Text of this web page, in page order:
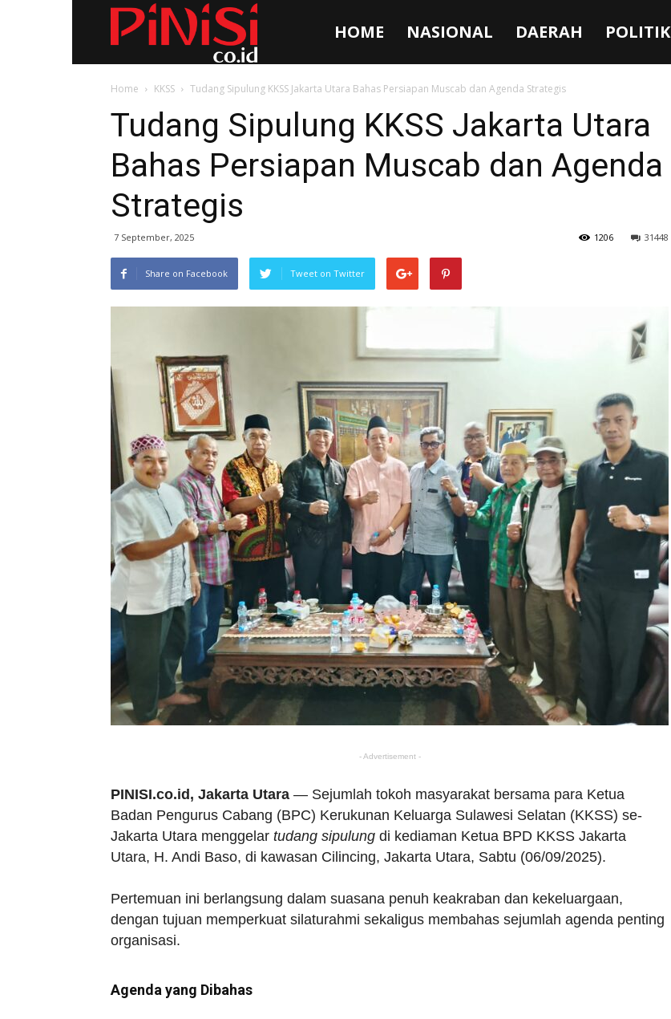
HOME NASIONAL DAERAH POLITIK
Home KKSS Tudang Sipulung KKSS Jakarta Utara Bahas Persiapan Muscab dan Agenda Strategis
Tudang Sipulung KKSS Jakarta Utara
Bahas Persiapan Muscab dan Agenda
Strategis
7 September, 2025 31448
1206
Share on Facebook Tweet on Twitter
- Advertisement -
PINISI.co.id, Jakarta Utara — Sejumlah tokoh masyarakat bersama para Ketua
Badan Pengurus Cabang (BPC) Kerukunan Keluarga Sulawesi Selatan (KKSS) se-
Jakarta Utara menggelar tudang sipulung di kediaman Ketua BPD KKSS Jakarta
Utara, H. Andi Baso, di kawasan Cilincing, Jakarta Utara, Sabtu (06/09/2025).
Pertemuan ini berlangsung dalam suasana penuh keakraban dan kekeluargaan,
dengan tujuan memperkuat silaturahmi sekaligus membahas sejumlah agenda penting
organisasi.
Agenda yang Dibahas